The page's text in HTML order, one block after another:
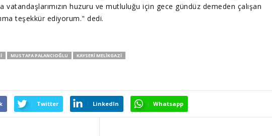
vatandaşlarımızın huzuru ve mutluluğu için gece gündüz demeden çalışan
teşekkür ediyorum." dedi.
MUSTAFA PALANCIOĞLU KAYSERI MELIKGAZI
Twitter LinkedIn Whatsapp